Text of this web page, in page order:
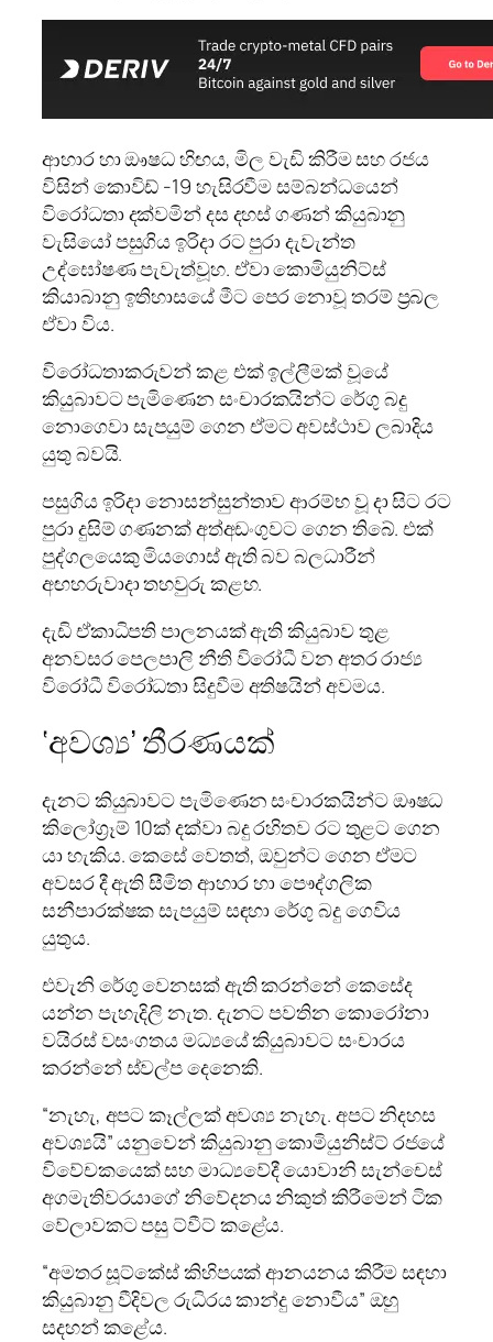
ආහාර හා ඖෂධ හිඟය, මිල වැඩි කිරීම සහ රජය
විසින් කොවිඩ් -19 හැසිරවීම සම්බන්ධයෙන්
විරෝධතා දක්වමින් දස දහස් ගණන් කියුබානු
වැසියෝ පසුගිය ඉරිදා රට පුරා දැවැන්ත
උද්ඝෝෂණ පැවැත්වූහ. ඒවා කොමියුනිට්ස්
කියාබානු ඉතිහාසයේ මීට පෙර නොවූ තරම් ප්‍රබල
ඒවා විය.
විරෝධතාකරුවන් කළ එක් ඉල්ලීමක් වූයේ
කියුබාවට පැමිණෙන සංචාරකයින්ට රේගු බදු
නොගෙවා සැපයුම් ගෙන ඒමට අවස්ථාව ලබාදිය
යුතු බවයි.
පසුගිය ඉරිදා නොසන්සුන්තාව ආරම්භ වූ දා සිට රට
පුරා දුසිම් ගණනක් අත්අඩංගුවට ගෙන තිබේ. එක්
පුද්ගලයෙකු මියගොස් ඇති බව බලධාරීන්
අඟහරුවාදා තහවුරු කළහ.
දැඩි ඒකාධිපති පාලනයක් ඇති කියුබාව තුළ
අනවසර පෙලපාලි නීති විරෝධී වන අතර රාජ්‍ය
විරෝධී විරෝධතා සිදුවීම අතිෂයින් අවමය.
‘අවශ්‍ය’ තීරණයක්
දැනට කියුබාවට පැමිණෙන සංචාරකයින්ට ඖෂධ
කිලෝග්‍රෑම් 10ක් දක්වා බදු රහිතව රට තුළට ගෙන
යා හැකිය. කෙසේ වෙතත්, ඔවුන්ට ගෙන ඒමට
අවසර දී ඇති සීමිත ආහාර හා පෞද්ගලික
සනීපාරක්ෂක සැපයුම් සඳහා රේගු බදු ගෙවිය
යුතුය.
එවැනි රේගු වෙනසක් ඇති කරන්නේ කෙසේද
යන්න පැහැදිලි නැත. දැනට පවතින කොරෝනා
වයිරස් වසංගතය මධ්‍යයේ කියුබාවට සංචාරය
කරන්නේ ස්වල්ප දෙනෙකි.
“නැහැ, අපට කෑල්ලක් අවශ්‍ය නැහැ. අපට නිදහස
අවශ්‍යයි” යනුවෙන් කියුබානු කොමියුනිස්ට් රජයේ
විවේචකයෙක් සහ මාධ්‍යවේදී යොවානි සැන්චෙස්
අගමැතිවරයාගේ නිවේදනය නිකුත් කිරීමෙන් ටික
වේලාවකට පසු ට්වීට් කළේය.
“අමතර සූට්කේස් කිහිපයක් ආනයනය කිරීම සඳහා
කියුබානු වීදිවල රුධිරය කාන්දු නොවීය” ඔහු
සදහන් කළේය.